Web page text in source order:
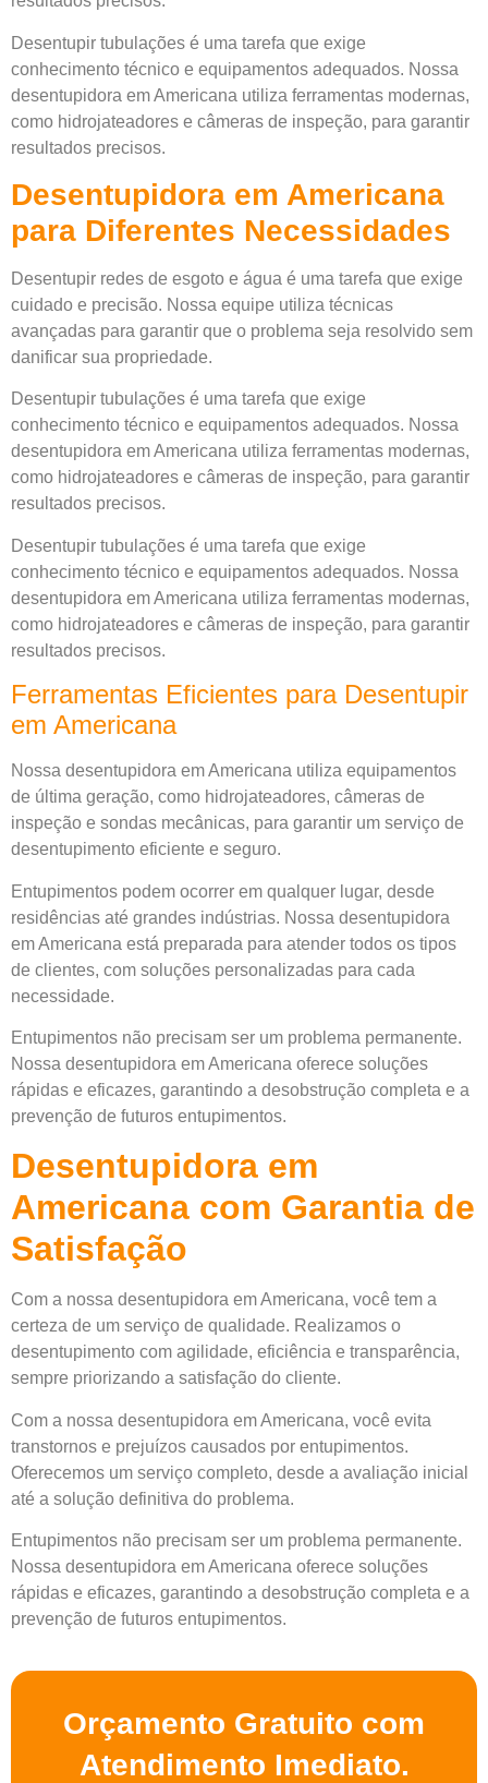
Desentupir tubulações é uma tarefa que exige
conhecimento técnico e equipamentos adequados. Nossa
desentupidora em Americana utiliza ferramentas modernas,
como hidrojateadores e câmeras de inspeção, para garantir
resultados precisos.
Desentupidora em Americana
para Diferentes Necessidades
Desentupir redes de esgoto e água é uma tarefa que exige
cuidado e precisão. Nossa equipe utiliza técnicas
avançadas para garantir que o problema seja resolvido sem
danificar sua propriedade.
Desentupir tubulações é uma tarefa que exige
conhecimento técnico e equipamentos adequados. Nossa
desentupidora em Americana utiliza ferramentas modernas,
como hidrojateadores e câmeras de inspeção, para garantir
resultados precisos.
Desentupir tubulações é uma tarefa que exige
conhecimento técnico e equipamentos adequados. Nossa
desentupidora em Americana utiliza ferramentas modernas,
como hidrojateadores e câmeras de inspeção, para garantir
resultados precisos.
Ferramentas Eficientes para Desentupir
em Americana
Nossa desentupidora em Americana utiliza equipamentos
de última geração, como hidrojateadores, câmeras de
inspeção e sondas mecânicas, para garantir um serviço de
desentupimento eficiente e seguro.
Entupimentos podem ocorrer em qualquer lugar, desde
residências até grandes indústrias. Nossa desentupidora
em Americana está preparada para atender todos os tipos
de clientes, com soluções personalizadas para cada
necessidade.
Entupimentos não precisam ser um problema permanente.
Nossa desentupidora em Americana oferece soluções
rápidas e eficazes, garantindo a desobstrução completa e a
prevenção de futuros entupimentos.
Desentupidora em
Americana com Garantia de
Satisfação
Com a nossa desentupidora em Americana, você tem a
certeza de um serviço de qualidade. Realizamos o
desentupimento com agilidade, eficiência e transparência,
sempre priorizando a satisfação do cliente.
Com a nossa desentupidora em Americana, você evita
transtornos e prejuízos causados por entupimentos.
Oferecemos um serviço completo, desde a avaliação inicial
até a solução definitiva do problema.
Entupimentos não precisam ser um problema permanente.
Nossa desentupidora em Americana oferece soluções
rápidas e eficazes, garantindo a desobstrução completa e a
prevenção de futuros entupimentos.
Orçamento Gratuito com
Atendimento Imediato.